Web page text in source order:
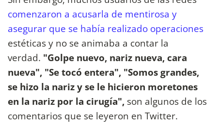
comenzaron a acusarla de mentirosa y
asegurar que se había realizado operaciones
estéticas y no se animaba a contar la
verdad. "Golpe nuevo, nariz nueva, cara
nueva", "Se tocó entera", "Somos grandes,
se hizo la nariz y se le hicieron moretones
en la nariz por la cirugía", son algunos de los
comentarios que se leyeron en Twitter.